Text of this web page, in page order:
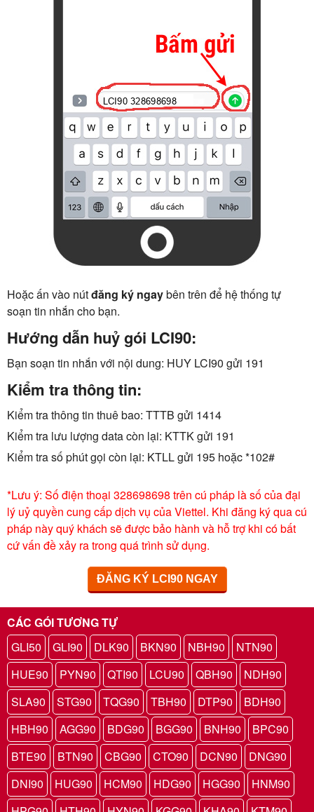
Hoặc ấn vào nútđăng ký ngaybên trên để hệ thống tự
soạn tin nhắn cho bạn.
Hướng dẫn huỷ gói LCI90:
Bạn soạn tin nhắn với nội dung: HUY LCI90 gửi 191
Kiểm tra thông tin:
Kiểm tra thông tin thuê bao: TTTB gửi 1414
Kiểm tra lưu lượng data còn lại: KTTK gửi 191
Kiểm tra số phút gọi còn lại: KTLL gửi 195 hoặc *102#
*Lưu ý: Số điện thoại 328698698 trên cú pháp là số của đại
lý uỷ quyền cung cấp dịch vụ của Viettel. Khi đăng ký qua cú
pháp này quý khách sẽ được bảo hành và hỗ trợ khi có bất
cứ vấn đề xảy ra trong quá trình sử dụng.
ĐĂNG KÝ LCI90 NGAY
CÁC GÓI TƯƠNG TỰ
GLI50
GLI90 DLK90 BKN90 NBH90
NTN90
HUE90
PYN90 QTI90 LCU90 QBH90
NDH90
SLA90
STG90 TQG90 TBH90 DTP90
BDH90
HBH90
AGG90 BDG90 BGG90 BNH90
BPC90
BTE90
BTN90 CBG90 CTO90 DCN90
DNG90
DNI90
HUG90 HCM90 HDG90 HGG90
HNM90